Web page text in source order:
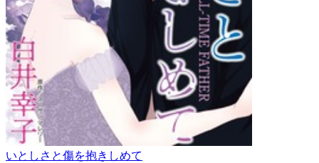
いとしさと傷を抱きしめて